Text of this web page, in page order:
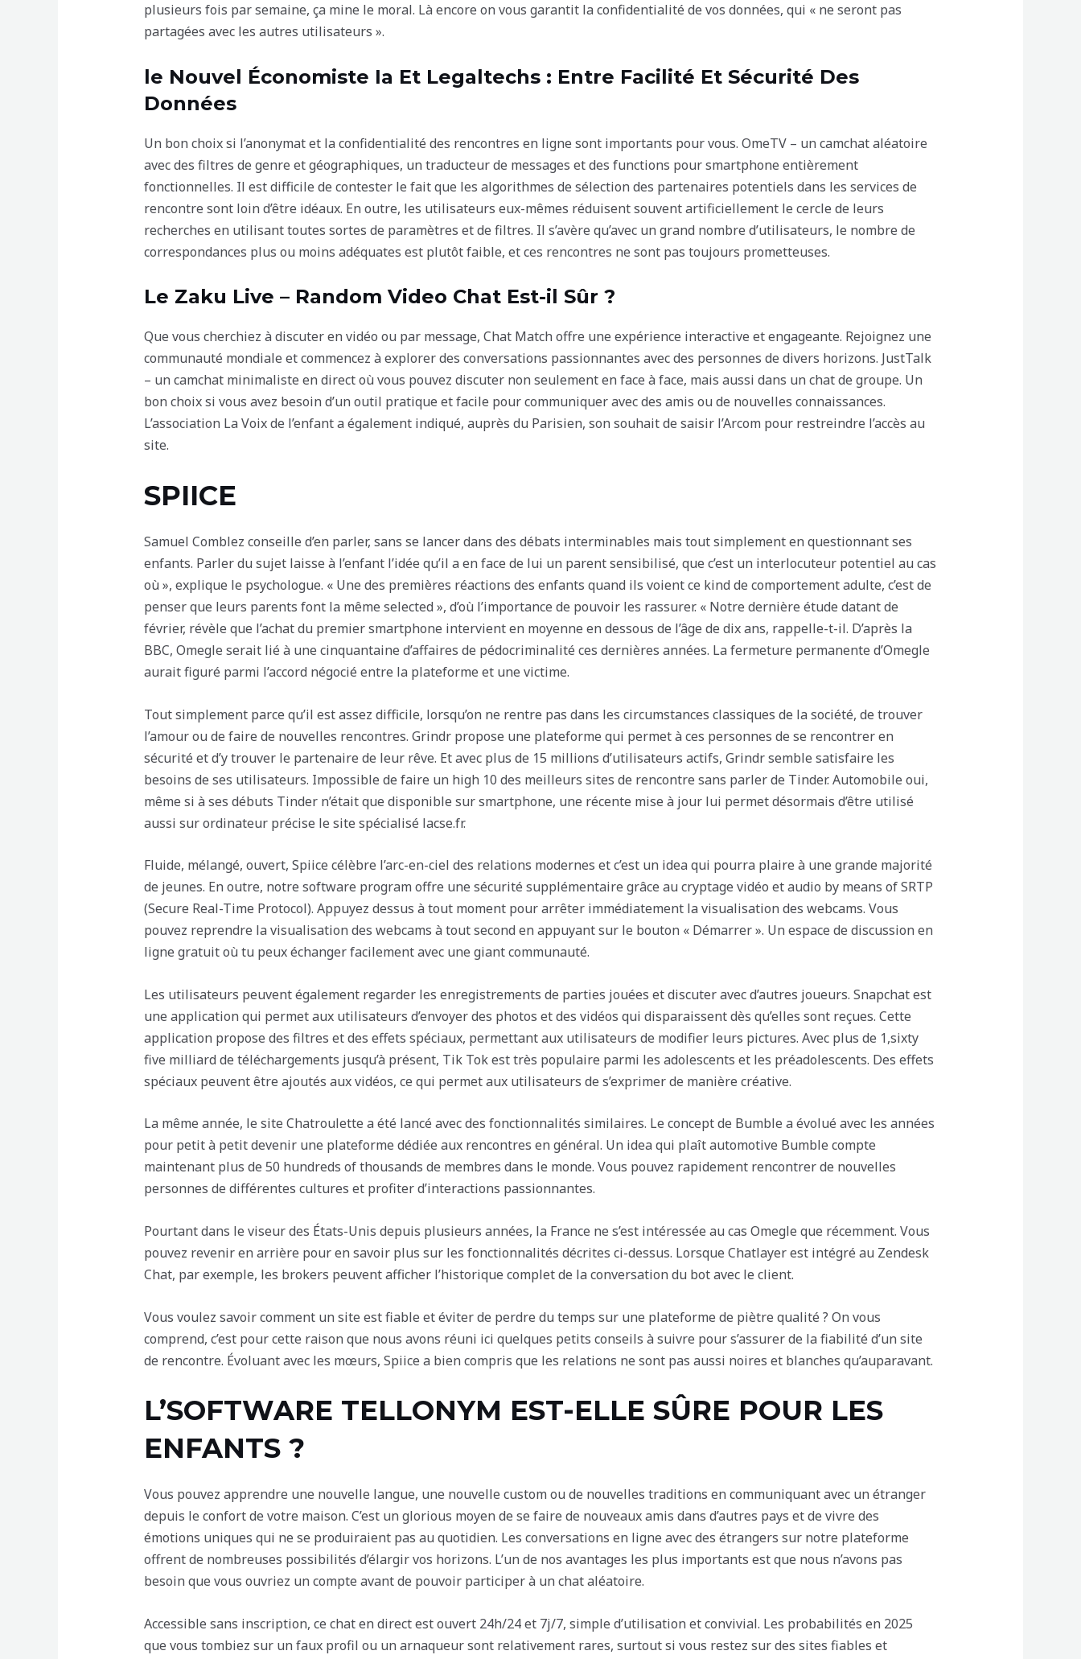
plusieurs fois par semaine, ça mine le moral. Là encore on vous garantit la confidentialité de vos données, qui « ne seront pas
partagées avec les autres utilisateurs ».
le Nouvel Économiste Ia Et Legaltechs : Entre Facilité Et Sécurité Des
Données
Un bon choix si l’anonymat et la confidentialité des rencontres en ligne sont importants pour vous. OmeTV – un camchat aléatoire
avec des filtres de genre et géographiques, un traducteur de messages et des functions pour smartphone entièrement
fonctionnelles. Il est difficile de contester le fait que les algorithmes de sélection des partenaires potentiels dans les services de
rencontre sont loin d’être idéaux. En outre, les utilisateurs eux-mêmes réduisent souvent artificiellement le cercle de leurs
recherches en utilisant toutes sortes de paramètres et de filtres. Il s’avère qu’avec un grand nombre d’utilisateurs, le nombre de
correspondances plus ou moins adéquates est plutôt faible, et ces rencontres ne sont pas toujours prometteuses.
Le Zaku Live – Random Video Chat Est-il Sûr ?
Que vous cherchiez à discuter en vidéo ou par message, Chat Match offre une expérience interactive et engageante. Rejoignez une
communauté mondiale et commencez à explorer des conversations passionnantes avec des personnes de divers horizons. JustTalk
– un camchat minimaliste en direct où vous pouvez discuter non seulement en face à face, mais aussi dans un chat de groupe. Un
bon choix si vous avez besoin d’un outil pratique et facile pour communiquer avec des amis ou de nouvelles connaissances.
L’association La Voix de l’enfant a également indiqué, auprès du Parisien, son souhait de saisir l’Arcom pour restreindre l’accès au
site.
SPIICE
Samuel Comblez conseille d’en parler, sans se lancer dans des débats interminables mais tout simplement en questionnant ses
enfants. Parler du sujet laisse à l’enfant l’idée qu’il a en face de lui un parent sensibilisé, que c’est un interlocuteur potentiel au cas
où », explique le psychologue. « Une des premières réactions des enfants quand ils voient ce kind de comportement adulte, c’est de
penser que leurs parents font la même selected », d’où l’importance de pouvoir les rassurer. « Notre dernière étude datant de
février, révèle que l’achat du premier smartphone intervient en moyenne en dessous de l’âge de dix ans, rappelle-t-il. D’après la
BBC, Omegle serait lié à une cinquantaine d’affaires de pédocriminalité ces dernières années. La fermeture permanente d’Omegle
aurait figuré parmi l’accord négocié entre la plateforme et une victime.
Tout simplement parce qu’il est assez difficile, lorsqu’on ne rentre pas dans les circumstances classiques de la société, de trouver
l’amour ou de faire de nouvelles rencontres. Grindr propose une plateforme qui permet à ces personnes de se rencontrer en
sécurité et d’y trouver le partenaire de leur rêve. Et avec plus de 15 millions d’utilisateurs actifs, Grindr semble satisfaire les
besoins de ses utilisateurs. Impossible de faire un high 10 des meilleurs sites de rencontre sans parler de Tinder. Automobile oui,
même si à ses débuts Tinder n’était que disponible sur smartphone, une récente mise à jour lui permet désormais d’être utilisé
aussi sur ordinateur précise le site spécialisé lacse.fr.
Fluide, mélangé, ouvert, Spiice célèbre l’arc-en-ciel des relations modernes et c’est un idea qui pourra plaire à une grande majorité
de jeunes. En outre, notre software program offre une sécurité supplémentaire grâce au cryptage vidéo et audio by means of SRTP
(Secure Real-Time Protocol). Appuyez dessus à tout moment pour arrêter immédiatement la visualisation des webcams. Vous
pouvez reprendre la visualisation des webcams à tout second en appuyant sur le bouton « Démarrer ». Un espace de discussion en
ligne gratuit où tu peux échanger facilement avec une giant communauté.
Les utilisateurs peuvent également regarder les enregistrements de parties jouées et discuter avec d’autres joueurs. Snapchat est
une application qui permet aux utilisateurs d’envoyer des photos et des vidéos qui disparaissent dès qu’elles sont reçues. Cette
application propose des filtres et des effets spéciaux, permettant aux utilisateurs de modifier leurs pictures. Avec plus de 1,sixty
five milliard de téléchargements jusqu’à présent, Tik Tok est très populaire parmi les adolescents et les préadolescents. Des effets
spéciaux peuvent être ajoutés aux vidéos, ce qui permet aux utilisateurs de s’exprimer de manière créative.
La même année, le site Chatroulette a été lancé avec des fonctionnalités similaires. Le concept de Bumble a évolué avec les années
pour petit à petit devenir une plateforme dédiée aux rencontres en général. Un idea qui plaît automotive Bumble compte
maintenant plus de 50 hundreds of thousands de membres dans le monde. Vous pouvez rapidement rencontrer de nouvelles
personnes de différentes cultures et profiter d’interactions passionnantes.
Pourtant dans le viseur des États-Unis depuis plusieurs années, la France ne s’est intéressée au cas Omegle que récemment. Vous
pouvez revenir en arrière pour en savoir plus sur les fonctionnalités décrites ci-dessus. Lorsque Chatlayer est intégré au Zendesk
Chat, par exemple, les brokers peuvent afficher l’historique complet de la conversation du bot avec le client.
Vous voulez savoir comment un site est fiable et éviter de perdre du temps sur une plateforme de piètre qualité ? On vous
comprend, c’est pour cette raison que nous avons réuni ici quelques petits conseils à suivre pour s’assurer de la fiabilité d’un site
de rencontre. Évoluant avec les mœurs, Spiice a bien compris que les relations ne sont pas aussi noires et blanches qu’auparavant.
L’SOFTWARE TELLONYM EST-ELLE SÛRE POUR LES
ENFANTS ?
Vous pouvez apprendre une nouvelle langue, une nouvelle custom ou de nouvelles traditions en communiquant avec un étranger
depuis le confort de votre maison. C’est un glorious moyen de se faire de nouveaux amis dans d’autres pays et de vivre des
émotions uniques qui ne se produiraient pas au quotidien. Les conversations en ligne avec des étrangers sur notre plateforme
offrent de nombreuses possibilités d’élargir vos horizons. L’un de nos avantages les plus importants est que nous n’avons pas
besoin que vous ouvriez un compte avant de pouvoir participer à un chat aléatoire.
Accessible sans inscription, ce chat en direct est ouvert 24h/24 et 7j/7, simple d’utilisation et convivial. Les probabilités en 2025
que vous tombiez sur un faux profil ou un arnaqueur sont relativement rares, surtout si vous restez sur des sites fiables et